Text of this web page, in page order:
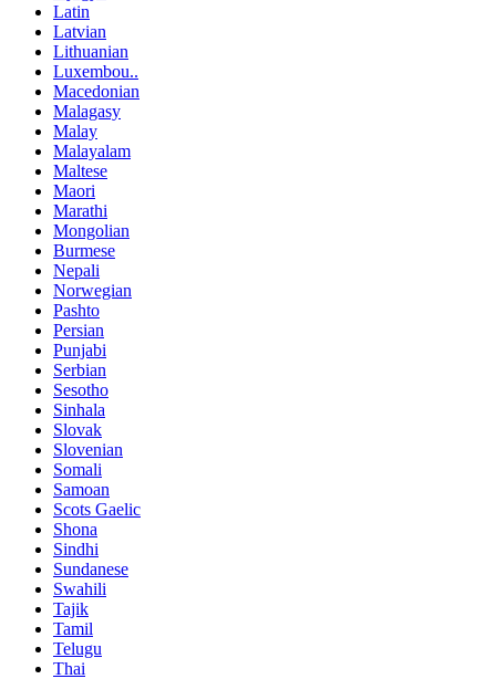
Latin
Latvian
Lithuanian
Luxembou..
Macedonian
Malagasy
Malay
Malayalam
Maltese
Maori
Marathi
Mongolian
Burmese
Nepali
Norwegian
Pashto
Persian
Punjabi
Serbian
Sesotho
Sinhala
Slovak
Slovenian
Somali
Samoan
Scots Gaelic
Shona
Sindhi
Sundanese
Swahili
Tajik
Tamil
Telugu
Thai